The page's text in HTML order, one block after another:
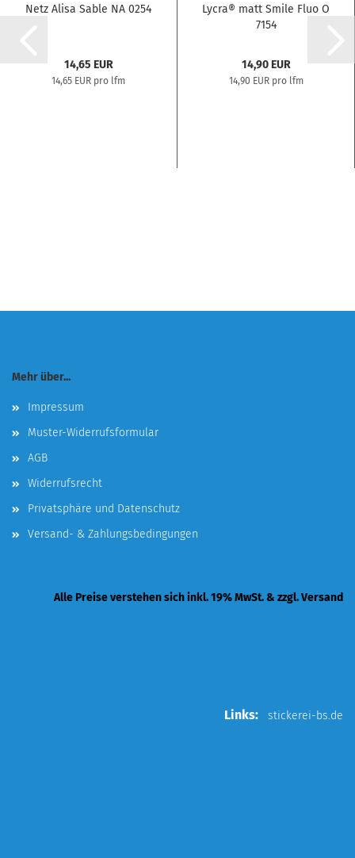
Netz Alisa Sable NA 0254
14,65 EUR
14,65 EUR pro lfm
Lycra® matt Smile Fluo O
7154
14,90 EUR
14,90 EUR pro lfm
Mehr über...
Impressum
Muster-Widerrufsformular
AGB
Widerrufsrecht
Privatsphäre und Datenschutz
Versand- & Zahlungsbedingungen
Alle Preise verstehen sich inkl. 19% MwSt. & zzgl. Versand
Links: stickerei-bs.de